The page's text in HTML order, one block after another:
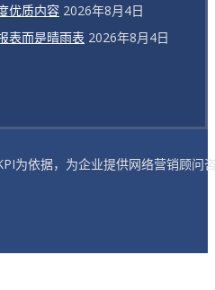
优质内容 2026年8月4日
表而是晴雨表 2026年8月4日
为依据，为企业提供网络营销顾问